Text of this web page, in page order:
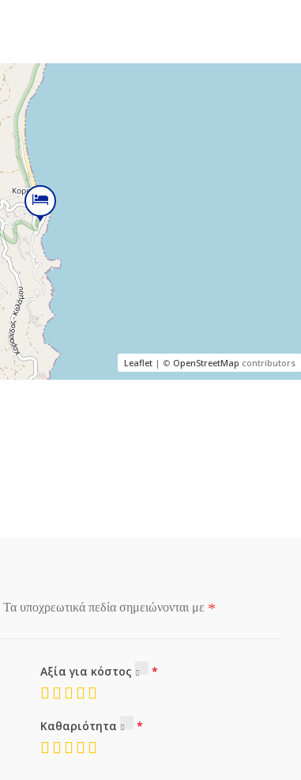
Leaflet| © OpenStreetMap contributors
Τα υποχρεωτικά πεδία σημειώνονται με *
Αξία για κόστος
Καθαριότητα